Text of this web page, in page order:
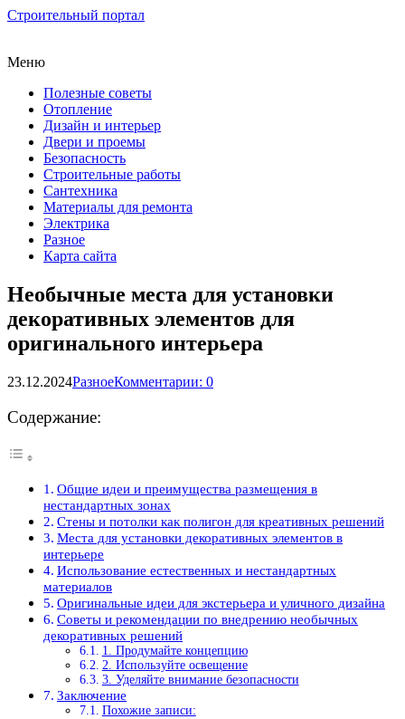
Строительный портал
Меню
Полезные советы
Отопление
Дизайн и интерьер
Двери и проемы
Безопасность
Строительные работы
Сантехника
Материалы для ремонта
Электрика
Разное
Карта сайта
Необычные места для установки
декоративных элементов для
оригинального интерьера
23.12.2024РазноеКомментарии: 0
Содержание:
Общие идеи и преимущества размещения в
нестандартных зонах
Стены и потолки как полигон для креативных решений
Места для установки декоративных элементов в
интерьере
Использование естественных и нестандартных
материалов
Оригинальные идеи для экстерьера и уличного дизайна
Советы и рекомендации по внедрению необычных
декоративных решений
1. Продумайте концепцию
2. Используйте освещение
3. Уделяйте внимание безопасности
Заключение
Похожие записи: